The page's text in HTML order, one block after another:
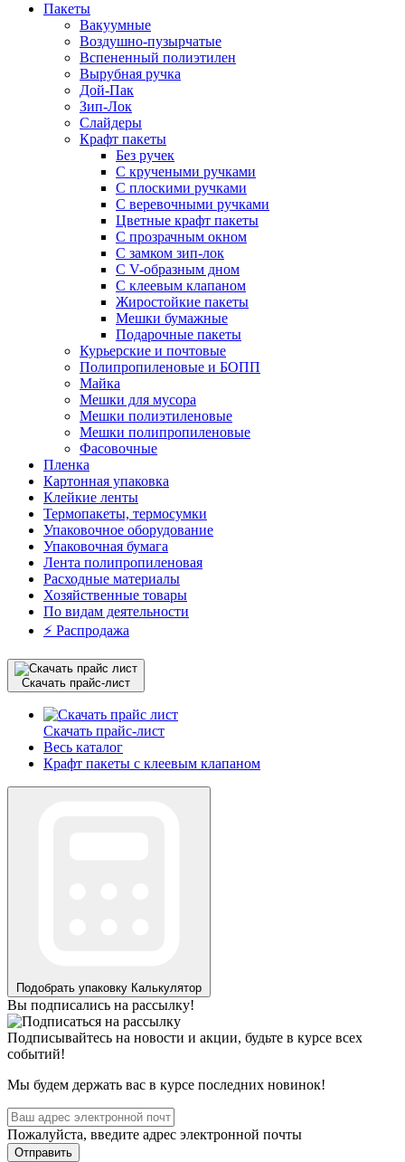
Пакеты
Вакуумные
Воздушно-пузырчатые
Вспененный полиэтилен
Вырубная ручка
Дой-Пак
Зип-Лок
Слайдеры
Крафт пакеты
Без ручек
С кручеными ручками
С плоскими ручками
С веревочными ручками
Цветные крафт пакеты
С прозрачным окном
С замком зип-лок
С V-образным дном
С клеевым клапаном
Жиростойкие пакеты
Мешки бумажные
Подарочные пакеты
Курьерские и почтовые
Полипропиленовые и БОПП
Майка
Мешки для мусора
Мешки полиэтиленовые
Мешки полипропиленовые
Фасовочные
Пленка
Картонная упаковка
Клейкие ленты
Термопакеты, термосумки
Упаковочное оборудование
Упаковочная бумага
Лента полипропиленовая
Расходные материалы
Хозяйственные товары
По видам деятельности
⚡️ Распродажа
Скачать прайс-лист
Скачать прайс-лист
Весь каталог
Крафт пакеты с клеевым клапаном
Подобрать упаковку Калькулятор
Вы подписались на рассылку!
Подписывайтесь на новости и акции, будьте в курсе всех
событий!
Мы будем держать вас в курсе последних новинок!
Пожалуйста, введите адрес электронной почты
Отправить